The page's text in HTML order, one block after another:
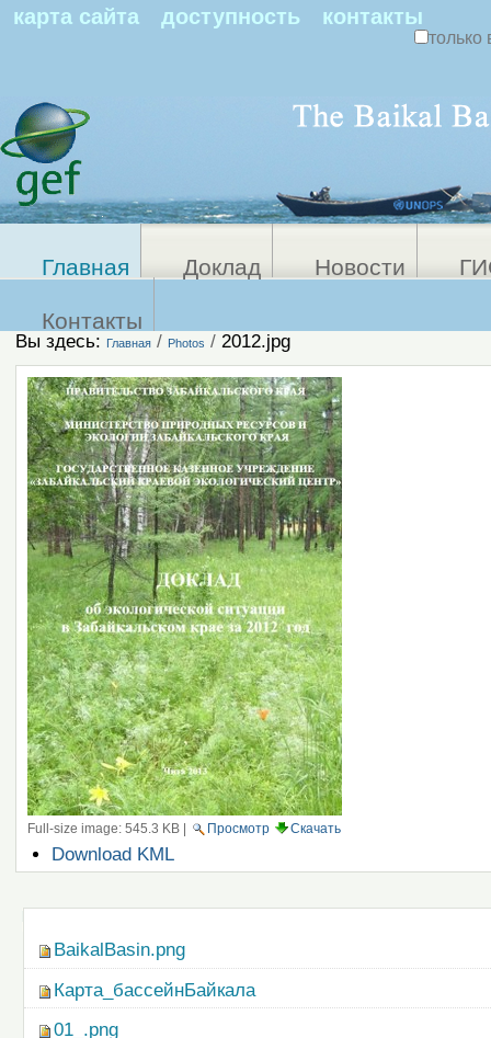
карта сайта доступность контакты
только
Главная Доклад Новости
Контакты
Вы здесь: Главная / Photos / 2012.jpg
Full-size image: 545.3 KB| Просмотр Скачать
Операции
с
Download KML
BaikalBasin.png
Карта_бассейнБайкала
01_.png